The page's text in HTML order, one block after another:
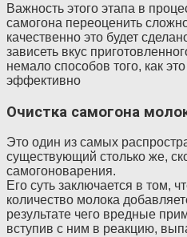
Важность этого этапа в
самогона переоценить
качественно это будет
зависеть вкус
немало способов того, как
эффективно
Очистка самогона
Это один из самых
существующий столько же,
самогоноварения.
Его суть заключается в том,
количество молока
результате чего вредные
вступив с ним в реакцию,